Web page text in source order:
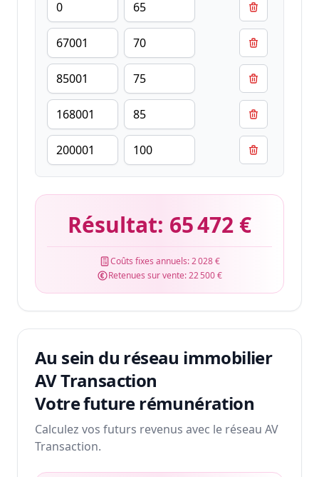
Résultat: 65 472 €
Coûts fixes annuels:2 028 €
Retenues sur vente:22 500 €
Au sein du réseau immobilier
AV Transaction
Votre future rémunération
Calculez vos futurs revenus avec le réseau AV
Transaction.